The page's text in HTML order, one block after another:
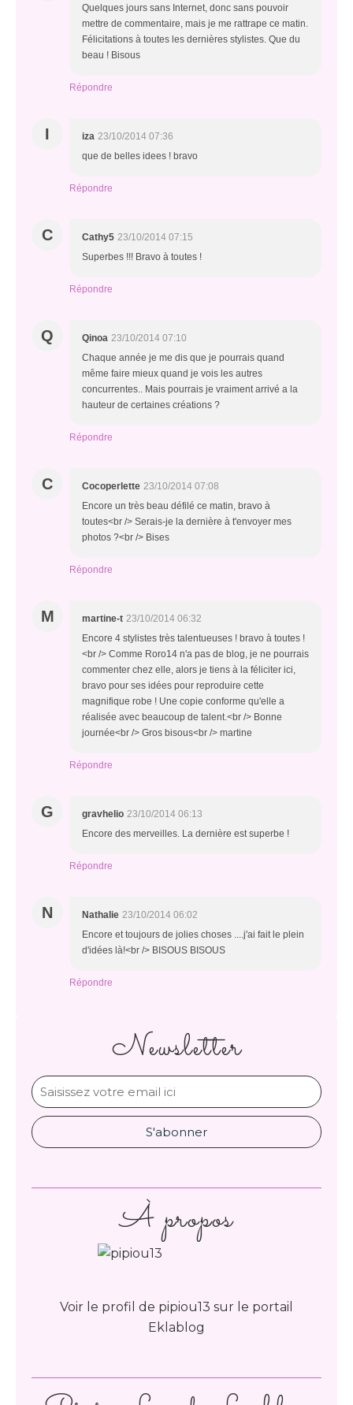
Quelques jours sans Internet, donc sans pouvoir
mettre de commentaire, mais je me rattrape ce matin.
Félicitations à toutes les dernières stylistes. Que du
beau ! Bisous
Répondre
I iza 23/10/2014 07:36
que de belles idees ! bravo
Répondre
C Cathy5 23/10/2014 07:15
Superbes !!! Bravo à toutes !
Répondre
Q Qinoa 23/10/2014 07:10
Chaque année je me dis que je pourrais quand
même faire mieux quand je vois les autres
concurrentes.. Mais pourrais je vraiment arrivé a la
hauteur de certaines créations ?
Répondre
C Cocoperlette 23/10/2014 07:08
Encore un très beau défilé ce matin, bravo à
toutes<br /> Serais-je la dernière à t'envoyer mes
photos ?<br /> Bises
Répondre
M martine-t 23/10/2014 06:32
Encore 4 stylistes très talentueuses ! bravo à toutes !
<br /> Comme Roro14 n'a pas de blog, je ne pourrais
commenter chez elle, alors je tiens à la féliciter ici,
bravo pour ses idées pour reproduire cette
magnifique robe ! Une copie conforme qu'elle a
réalisée avec beaucoup de talent.<br /> Bonne
journée<br /> Gros bisous<br /> martine
Répondre
G gravhelio 23/10/2014 06:13
Encore des merveilles. La dernière est superbe !
Répondre
N Nathalie 23/10/2014 06:02
Encore et toujours de jolies choses ....j'ai fait le plein
d'idées là!<br /> BISOUS BISOUS
Répondre
Newsletter
À propos
Voir le profil de pipiou13 sur le portail
Eklablog